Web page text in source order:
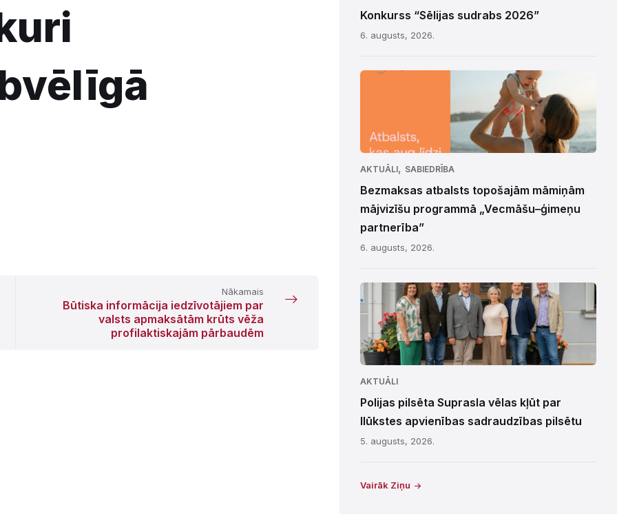
Nākamais
Būtiska informācija iedzīvotājiem par
valsts apmaksātām krūts vēža
profilaktiskajām pārbaudēm
Konkurss “Sēlijas sudrabs 2026”
6. augusts, 2026.
AKTUĀLI, SABIEDRĪBA
Bezmaksas atbalsts topošajām māmiņām
mājvizīšu programmā „Vecmāšu–ģimeņu
partnerība”
6. augusts, 2026.
AKTUĀLI
Polijas pilsēta Suprasla vēlas kļūt par
Ilūkstes apvienības sadraudzības pilsētu
5. augusts, 2026.
Vairāk Ziņu